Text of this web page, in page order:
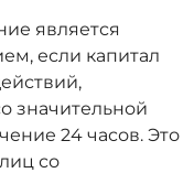
является
если капитал
значительной
24 часов. Это
со